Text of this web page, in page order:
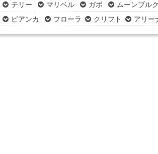
テリー
マリベル ガボ ムーンブル
ビアンカ
フローラ クリフト アリー